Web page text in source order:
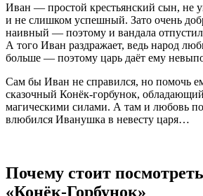
Иван — простой крестьянский сын, не
и не слишком успешный. Зато очень
наивный — поэтому и вандала
А того Иван раздражает, ведь народ
больше — поэтому царь даёт ему
Сам бы Иван не справился, но помочь
сказочный Конёк-горбунок,
магическими силами. А там и любовь
влюбился Иванушка в невесту царя…
Почему стоит
«Конёк-Горбунок»